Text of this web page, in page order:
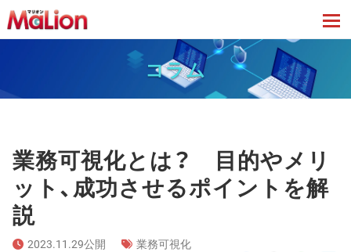
コラム
業務可視化とは？ 目的やメリ
ット、成功させるポイントを解
説
2023.11.29公開 業務可視化